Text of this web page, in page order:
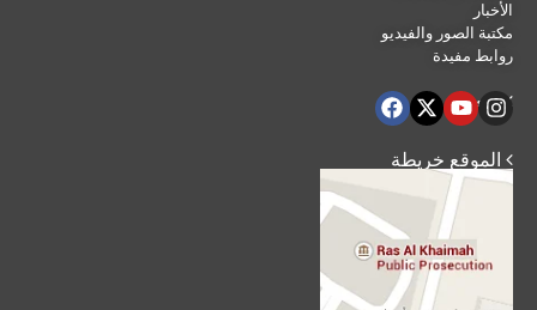
الأخبار
مكتبة الصور والفيديو
روابط مفيدة
 تابعنا
 الموقع خريطة